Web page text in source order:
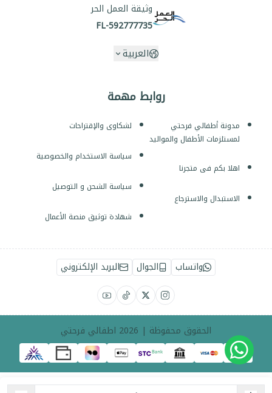
روابط مهمة
مدونة أطفالي فرحتي
لمستلزمات الأطفال والمواليد
اهلا بكم فى متجرنا
الاستبدال والاسترجاع
لشكاوى والإقتراحات
سياسة الاستخدام والخصوصية
سياسة الشحن و التوصيل
شهادة توثيق منصة الأعمال
وثيقة العمل الحر
FL-592777735
العربية
واتساب الجوال البريد الإلكتروني
الحقوق محفوظة | 2026 اطفالي فرحتي